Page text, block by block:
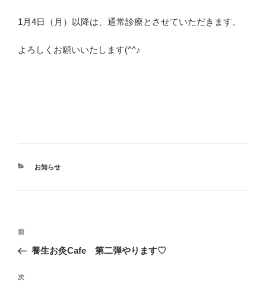
1月4日（月）以降は、通常診療とさせていただきます。
よろしくお願いいたします(^^♪
カ
お知らせ
投
ビ
過
去
投
前
養生お灸Cafe 第二弾やります♡
次
次